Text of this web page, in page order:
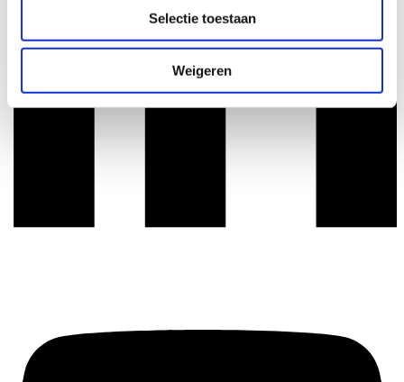
Selectie toestaan
Weigeren